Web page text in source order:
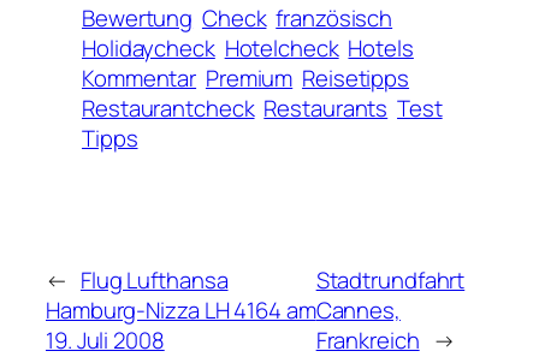
Bewertung Check französisch
Holidaycheck Hotelcheck Hotels
Kommentar Premium Reisetipps
Restaurantcheck Restaurants Test
Tipps
← Flug Lufthansa
Hamburg-Nizza LH 4164 am
19. Juli 2008
Stadtrundfahrt
Cannes,
Frankreich →